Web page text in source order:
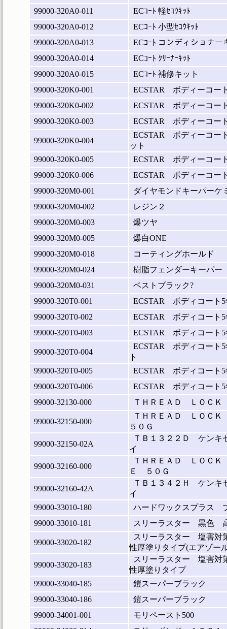
99000-320A0-011
ECｺｰﾄ 軽ｾｺｳｷｯﾄ
99000-320A0-012
ECｺｰﾄ 小型ｾｺｳｷｯﾄ
99000-320A0-013
ECｺｰﾄ コンディショナー
99000-320A0-014
ECｺｰﾄ ｸﾘｰﾅｰｷｯﾄ
99000-320A0-015
ECｺｰﾄ 補修キット
99000-320K0-001
ECSTAR ボディーコー
99000-320K0-002
ECSTAR ボディーコー
99000-320K0-003
ECSTAR ボディーコー
99000-320K0-004
ECSTAR ボディーコー
ット
99000-320K0-005
ECSTAR ボディーコー
99000-320K0-006
ECSTAR ボディーコー
99000-320M0-001
ダイヤモンドキーパーケ
99000-320M0-002
レジン２
99000-320M0-003
爆ツヤ
99000-320M0-005
爆白ONE
99000-320M0-018
コーティングホールド
99000-320M0-024
樹脂フェンダーキーパー
99000-320M0-031
ベストブラック?
99000-320T0-001
ECSTAR ボディコート
99000-320T0-002
ECSTAR ボディコート
99000-320T0-003
ECSTAR ボディコート
99000-320T0-004
ECSTAR ボディコート
ト
99000-320T0-005
ECSTAR ボディコート
99000-320T0-006
ECSTAR ボディコート
99000-32130-000
ＴＨＲＥＡＤ ＬＯＣＫ
99000-32150-000
ＴＨＲＥＡＤ ＬＯＣ
５０Ｇ
99000-32150-02A
ＴＢ１３２２Ｄ ケンキ
イ
99000-32160-000
ＴＨＲＥＡＤ ＬＯＣ
Ｅ ５０Ｇ
99000-32160-42A
ＴＢ１３４２Ｈ ケンキ
イ
99000-33010-180
ハードワックスプラス
99000-33010-181
スリーラスター 黒色
99000-33020-182
スリーラスター 塩害
性厚塗りタイプ(エアゾー
99000-33020-183
スリーラスター 塩害
性厚塗りタイプ
99000-33040-185
鎧スーパーブラック
99000-33040-186
鎧スーパーブラック
99000-34001-001
モリペースト500